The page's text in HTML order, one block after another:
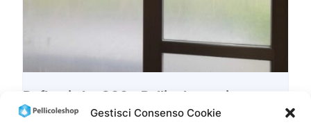
Gestisci Consenso Cookie
Reflectiv Int 800 – Pellicola a strisce
romboidali satinata